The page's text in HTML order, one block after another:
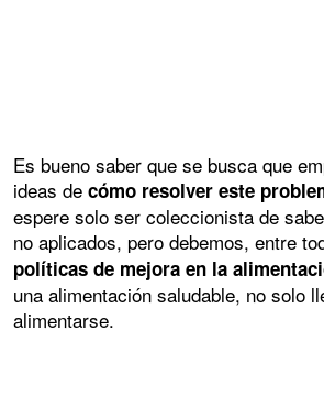
Es bueno saber que se busca que
ideas de cómo resolver este
espere solo ser coleccionista de
no aplicados, pero debemos, entre
políticas de mejora en la
una alimentación saludable, no solo
alimentarse.